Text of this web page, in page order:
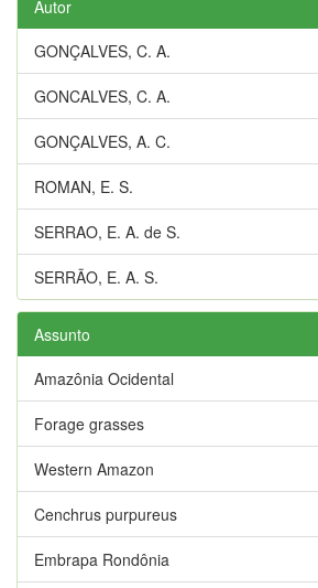
Autor
GONÇALVES, C. A.
GONCALVES, C. A.
GONÇALVES, A. C.
ROMAN, E. S.
SERRAO, E. A. de S.
SERRÃO, E. A. S.
Assunto
Amazônia Ocidental
Forage grasses
Western Amazon
Cenchrus purpureus
Embrapa Rondônia